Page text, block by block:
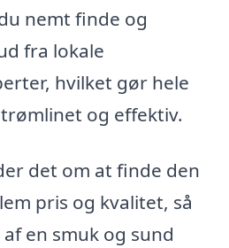
nemt finde og
fra lokale
hvilket gør hele
og effektiv.
det om at finde den
pris og kvalitet, så
en smuk og sund